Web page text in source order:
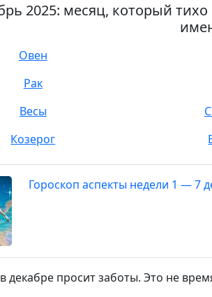
2025: месяц, который
Овен
Рак
Весы
Козерог
Гороскоп аспекты недели 1 — 7
декабре просит заботы. Это не